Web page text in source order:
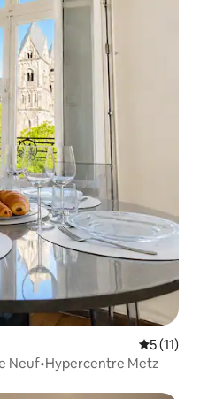
5 (11)
Neuf•Hypercentre Metz